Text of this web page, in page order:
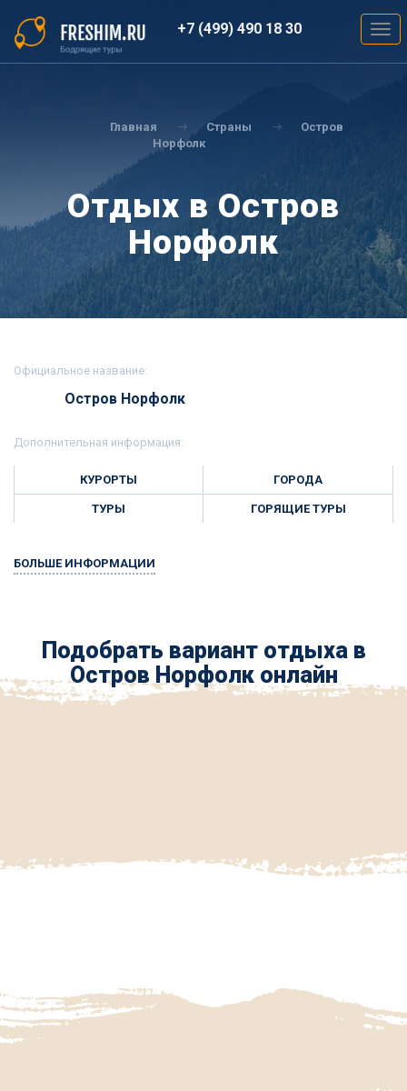
основному
содержанию
+7 (499) 490 18 30
Главная Страны
Остров
Норфолк
Отдых в Остров
Норфолк
Официальное название:
Остров Норфолк
Дополнительная информация:
КУРОРТЫ ГОРОДА
ТУРЫ ГОРЯЩИЕ ТУРЫ
БОЛЬШЕ ИНФОРМАЦИИ
Подобрать вариант отдыха в
Остров Норфолк онлайн